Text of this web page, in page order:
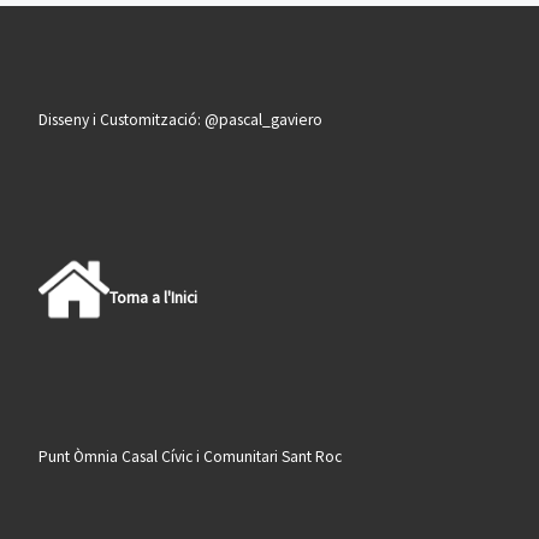
Disseny i Customització: @pascal_gaviero
Torna a l'Inici
Punt Òmnia Casal Cívic i Comunitari Sant Roc